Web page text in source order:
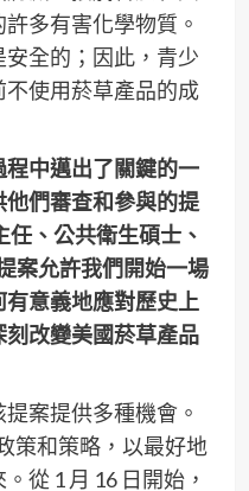
多有害化學物質。
全的；因此，青少
使用菸草產品的成
程中邁出了關鍵的一
們審查和參與的提
任、公共衛生碩士、
案允許我們開始一場
意義地應對歷史上
改變美國菸草產品
案提供多種機會。
策和策略，以最好地
從 1 月 16 日開始，